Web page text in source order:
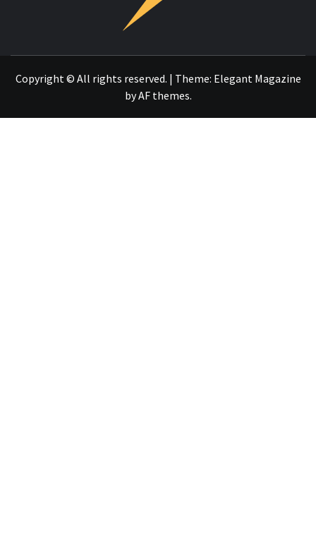
Copyright © All rights reserved. | Theme: Elegant Magazine
byAF themes.